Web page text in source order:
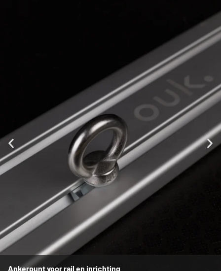
Ankerpunt voor rail en inrichting